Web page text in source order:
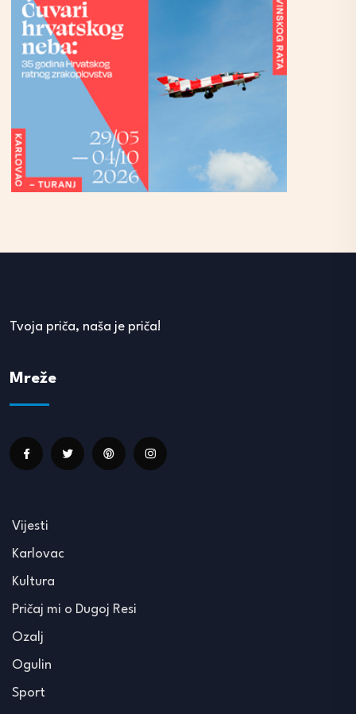
Tvoja priča, naša je priča!
Mreže
Vijesti
Karlovac
Kultura
Pričaj mi o Dugoj Resi
Ozalj
Ogulin
Sport